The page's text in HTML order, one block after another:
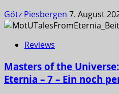
Götz Piesbergen 7. August
Reviews
Masters of the
Eternia – 7 – Ein noch